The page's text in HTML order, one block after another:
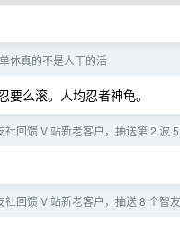
单休真的不是人干的活
么滚。人均忍者神龟。
社回馈 V 站新老客户，抽送第 2 波
社回馈 V 站新老客户，抽送 8 个智